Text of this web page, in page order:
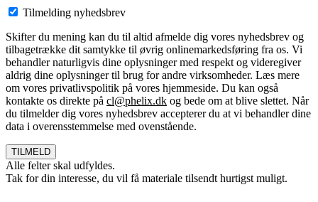
Tilmelding nyhedsbrev
Skifter du mening kan du til altid afmelde dig vores nyhedsbrev og
tilbagetrække dit samtykke til øvrig onlinemarkedsføring fra os. Vi
behandler naturligvis dine oplysninger med respekt og videregiver
aldrig dine oplysninger til brug for andre virksomheder. Læs mere
om vores privatlivspolitik på vores hjemmeside. Du kan også
kontakte os direkte på cl@phelix.dk og bede om at blive slettet. Når
du tilmelder dig vores nyhedsbrev accepterer du at vi behandler dine
data i overensstemmelse med ovenstående.
Alle felter skal udfyldes.
Tak for din interesse, du vil få materiale tilsendt hurtigst muligt.